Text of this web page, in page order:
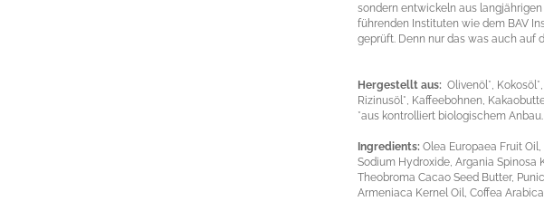
sondern entwickeln aus
führenden Instituten wie dem BAV
geprüft. Denn nur das was auch auf
Hergestellt aus: Olivenöl*,
Rizinusöl*, Kaffeebohnen,
*aus kontrolliert biologischem Anbau.
Ingredients: Olea Europaea Fruit
Sodium Hydroxide, Argania Spinosa
Theobroma Cacao Seed Butter,
Armeniaca Kernel Oil, Coffea